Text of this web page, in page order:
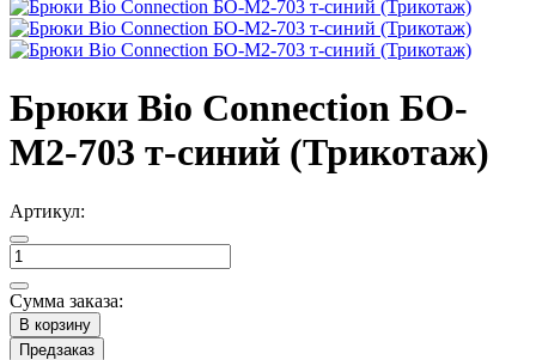
Брюки Bio Connection БО-
М2-703 т-синий (Трикотаж)
Артикул:
Сумма заказа:
В корзину
Предзаказ